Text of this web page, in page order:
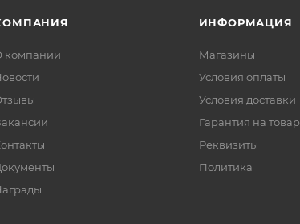
компании
ИНФОРМАЦИЯ
Магазины
Условия оплаты
Условия доставки
Гарантия на товар
Реквизиты
Политика